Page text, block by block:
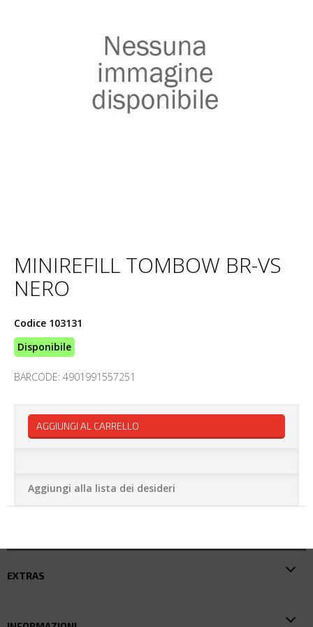
MINIREFILL TOMBOW BR-VS
NERO
Codice 103131
Disponibile
BARCODE: 4901991557251
AGGIUNGI AL CARRELLO
Aggiungi alla lista dei desideri
EXTRAS